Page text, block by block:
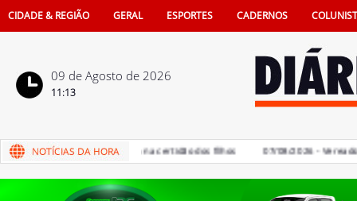
CIDADE & REGIÃO GERAL ESPORTES CADERNOS
09 de Agosto de 2026
11:13
de pais na vida e também na certidão dos filhos 07/08/2026 -